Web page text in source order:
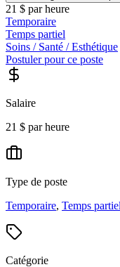
21 $ par heure
Temporaire
Temps partiel
Soins / Santé / Esthétique
Postuler pour ce poste
Salaire
21 $ par heure
Type de poste
Temporaire, Temps partiel
Catégorie